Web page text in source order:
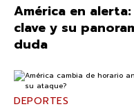
América en
clave y su
duda
DEPORTES